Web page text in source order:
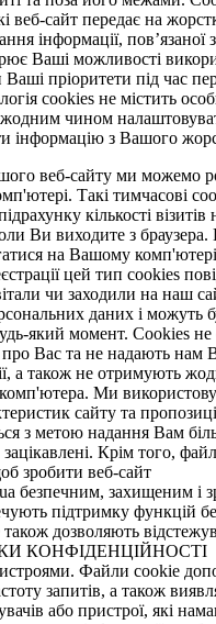
веб-сайт передає на
інформації, пов’язаної
Ваші можливості
Ваші пріоритети під час
cookies не містить
жодним чином
інформацію з Вашого
веб-сайту ми можемо
Такі тимчасові
кількості
Ви виходите з браузера.
на Вашому
цей тип cookies
чи заходили на наш
даних і можуть
який момент. Сookies
про Вас та не надають нам
а також не отримують
Ми
сайту та
з метою надання Вам
Крім того,
зробити веб-сайт
безпечним, захищеним і
підтримку функцій
дозволяють
КОНФІДЕНЦІЙНОСТІ
Файли cookie
запитів, а також
або пристрої, які